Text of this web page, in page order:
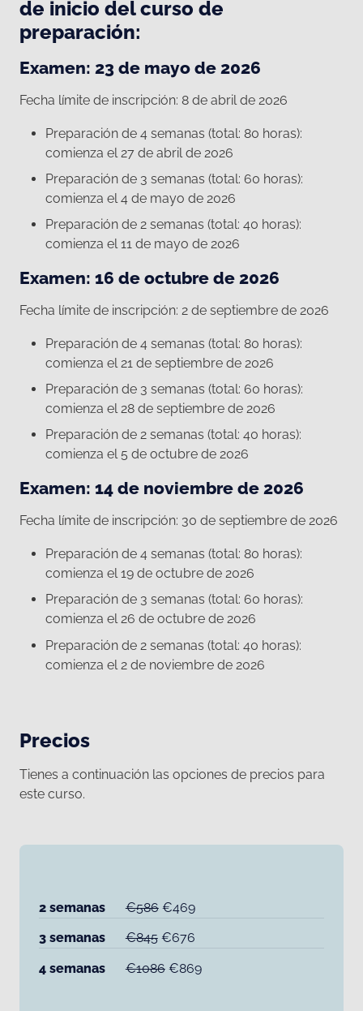
de inicio del curso de
preparación:
Examen: 23 de mayo de 2026
Fecha límite de inscripción: 8 de abril de 2026
Preparación de 4 semanas (total: 80 horas):
comienza el 27 de abril de 2026
Preparación de 3 semanas (total: 60 horas):
comienza el 4 de mayo de 2026
Preparación de 2 semanas (total: 40 horas):
comienza el 11 de mayo de 2026
Examen: 16 de octubre de 2026
Fecha límite de inscripción: 2 de septiembre de 2026
Preparación de 4 semanas (total: 80 horas):
comienza el 21 de septiembre de 2026
Preparación de 3 semanas (total: 60 horas):
comienza el 28 de septiembre de 2026
Preparación de 2 semanas (total: 40 horas):
comienza el 5 de octubre de 2026
Examen: 14 de noviembre de 2026
Fecha límite de inscripción: 30 de septiembre de 2026
Preparación de 4 semanas (total: 80 horas):
comienza el 19 de octubre de 2026
Preparación de 3 semanas (total: 60 horas):
comienza el 26 de octubre de 2026
Preparación de 2 semanas (total: 40 horas):
comienza el 2 de noviembre de 2026
Precios
Tienes a continuación las opciones de precios para
este curso.
2 semanas €586€469
3 semanas
€845€676
4 semanas
€1086€869